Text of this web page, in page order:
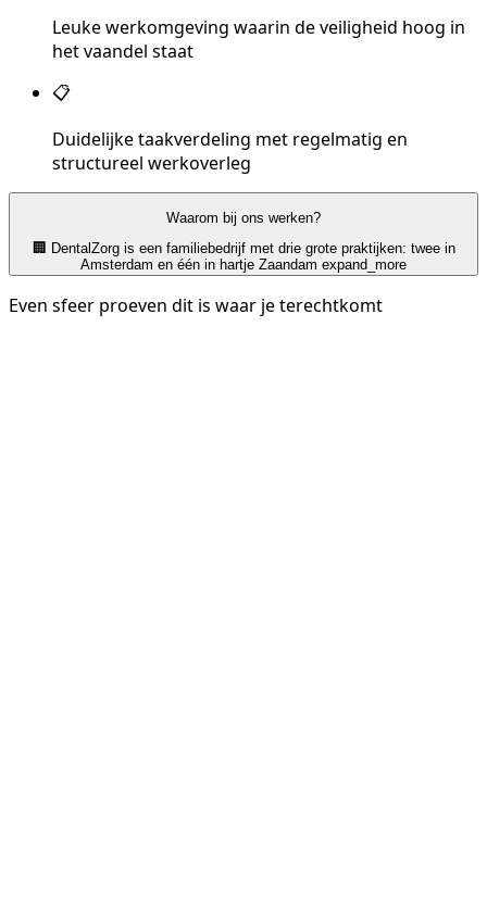
Leuke werkomgeving waarin de veiligheid hoog in
het vaandel staat
📋
Duidelijke taakverdeling met regelmatig en
structureel werkoverleg
Waarom bij ons werken?
🏢 DentalZorg is een familiebedrijf met drie grote praktijken: twee in
Amsterdam en één in hartje Zaandam expand_more
Even sfeer proeven dit is waar je terechtkomt